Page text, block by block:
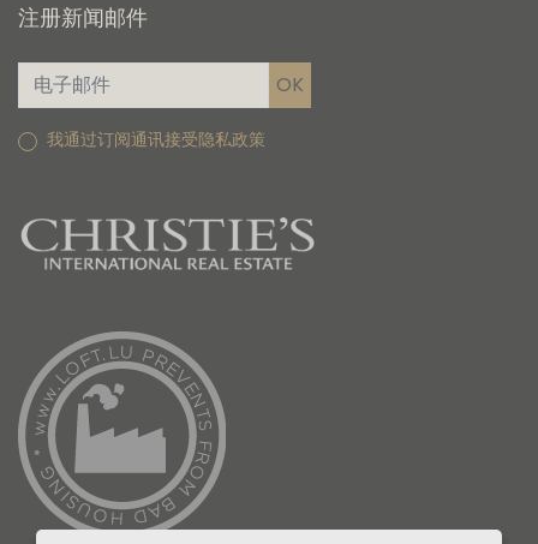
注册新闻邮件
我通过订阅通讯接受隐私政策